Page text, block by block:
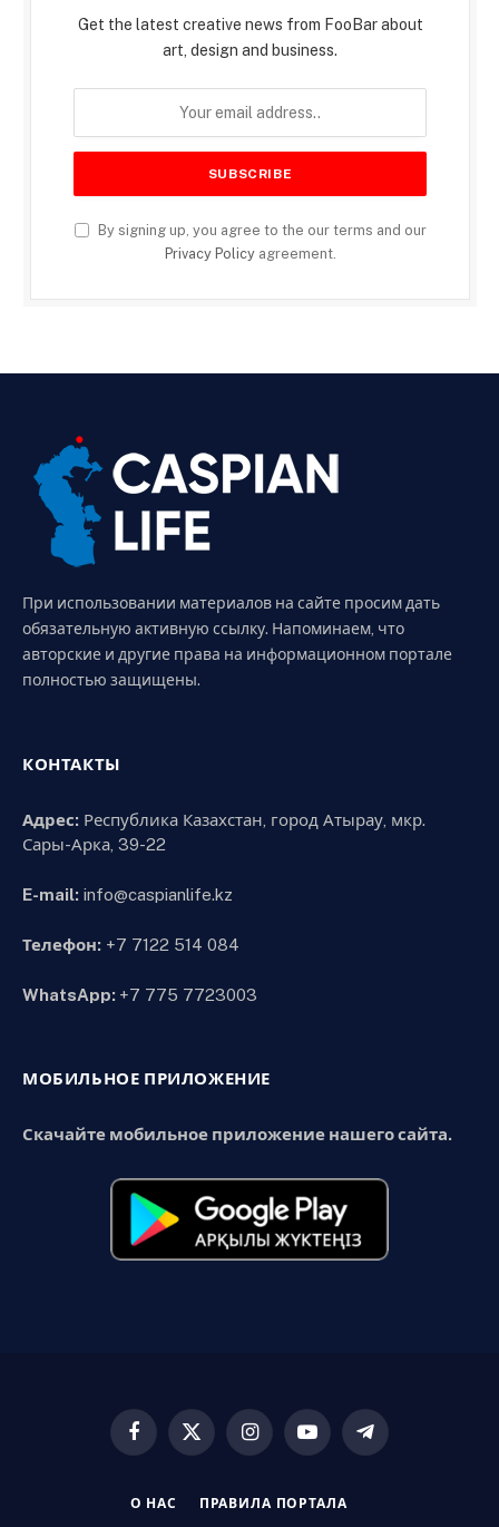
Get the latest creative news from FooBar about
art, design and business.
By signing up, you agree to the our terms and our
Privacy Policyagreement.
При использовании материалов на сайте просим дать
обязательную активную ссылку. Напоминаем, что
авторские и другие права на информационном портале
полностью защищены.
КОНТАКТЫ
Адрес: Республика Казахстан, город Атырау, мкр.
Сары-Арка, 39-22
E-mail: info@caspianlife.kz
Телефон: +7 7122 514 084
WhatsApp: +7 775 7723003
МОБИЛЬНОЕ ПРИЛОЖЕНИЕ
Скачайте мобильное приложение нашего сайта.
Facebook
X
InstagramYouTubeTelegram
О НАС ПРАВИЛА ПОРТАЛА